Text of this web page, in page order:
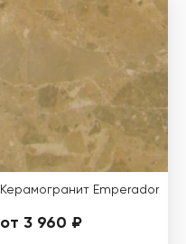
Керамогранит Emperador
от 3 960 ₽